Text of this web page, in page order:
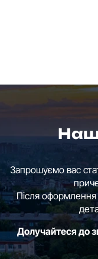
Запрошуємо вас
Після оформлення
Долучайтеся до